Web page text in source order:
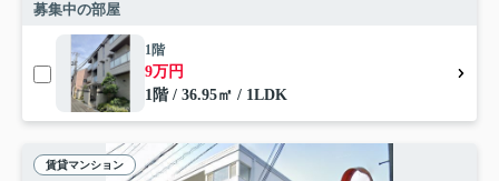
募集中の部屋
1階
9万円
1階 / 36.95㎡ / 1LDK
賃貸マンション